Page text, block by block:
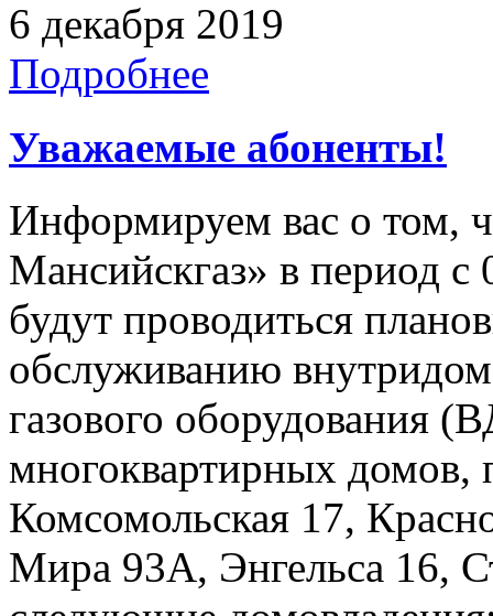
6 декабря 2019
Подробнее
Уважаемые абоненты!
Информируем вас о том,
Мансийскгаз» в период с
будут проводиться
обслуживанию
газового
многоквартирных
Комсомольская 17,
Мира 93А, Энгельса 16,